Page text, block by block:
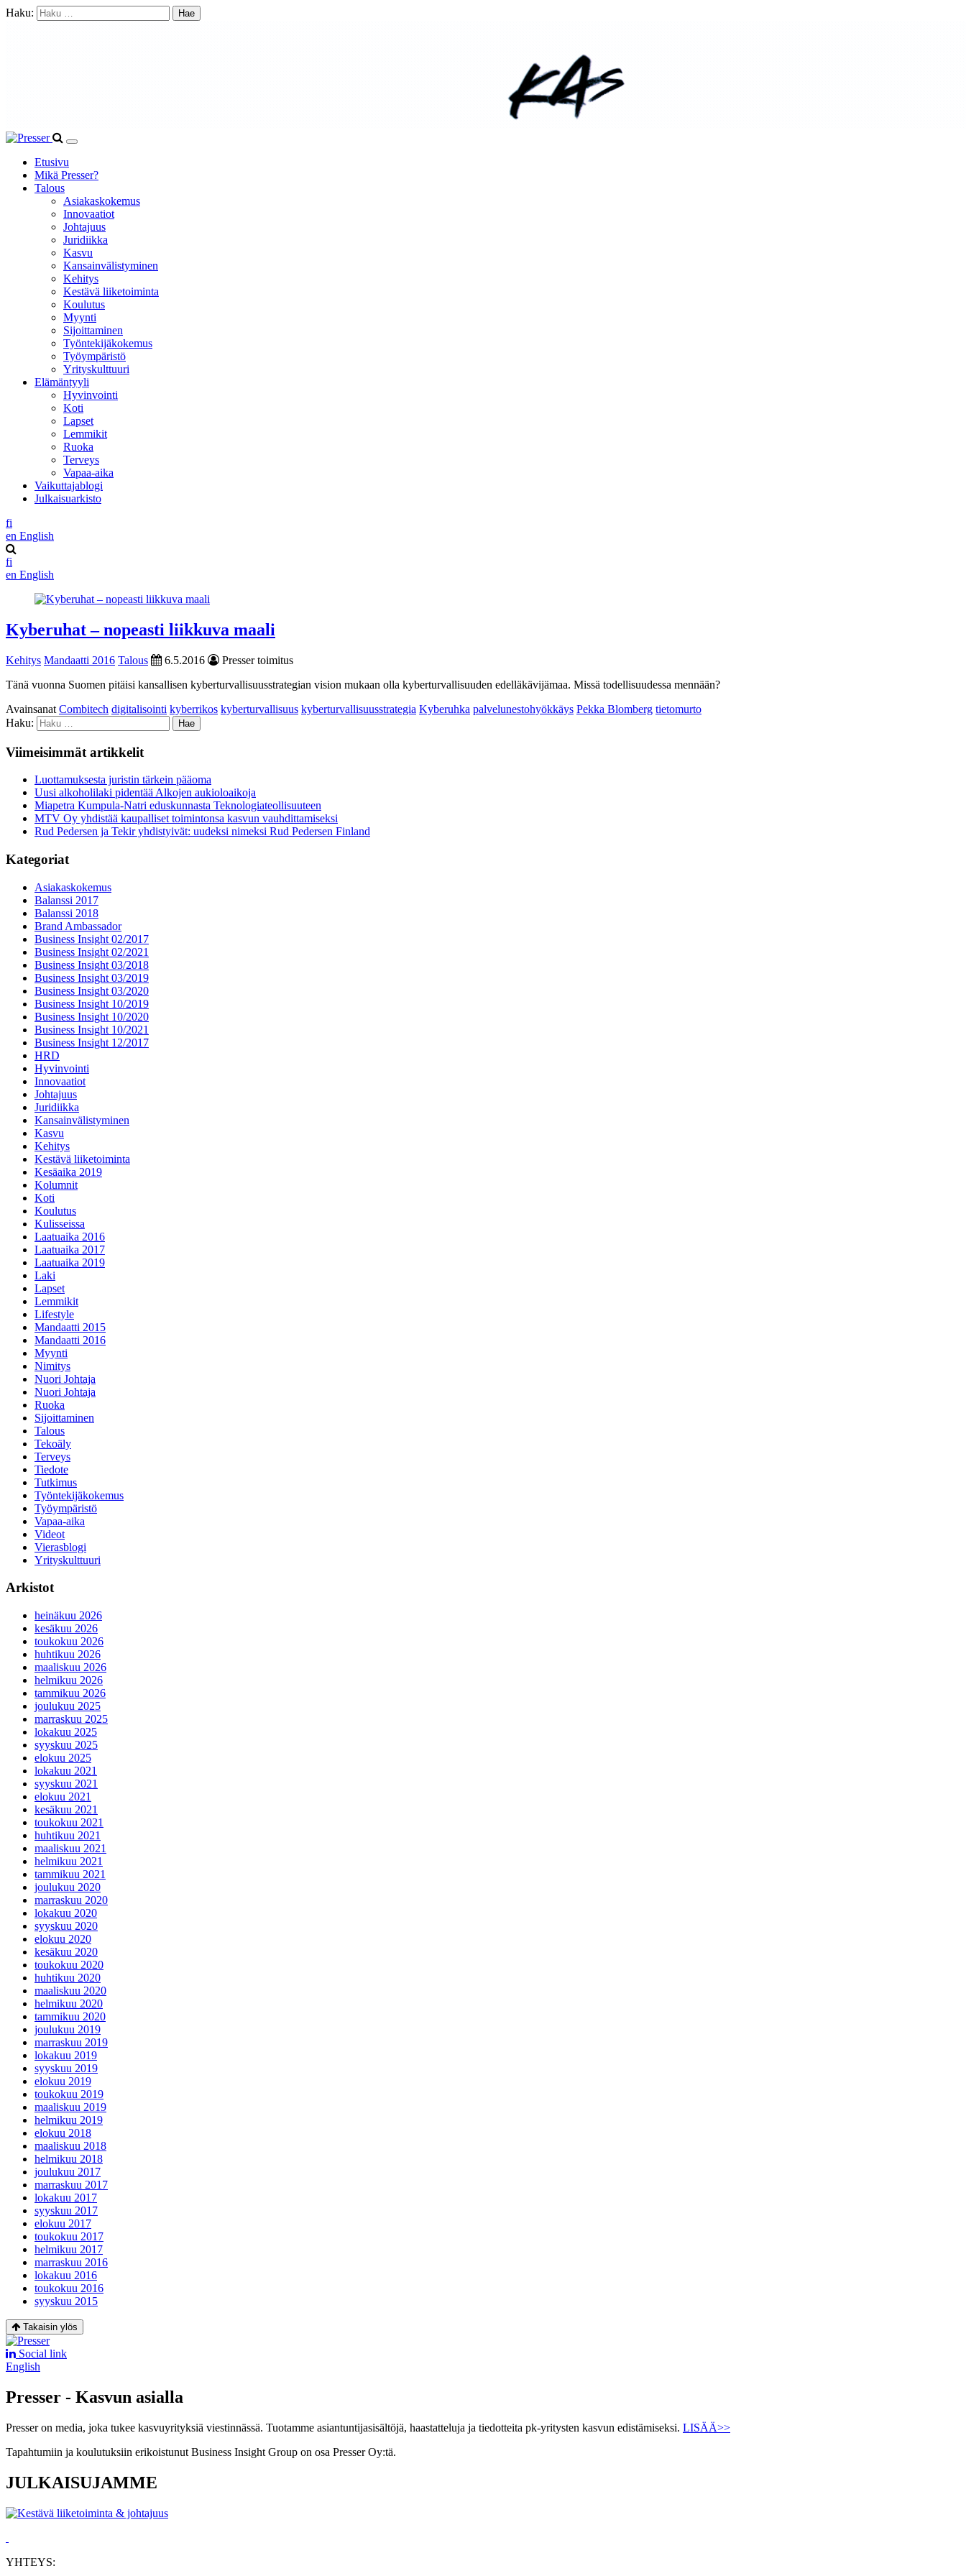
Haku:
Etusivu
Mikä Presser?
Talous
Asiakaskokemus
Innovaatiot
Johtajuus
Juridiikka
Kasvu
Kansainvälistyminen
Kehitys
Kestävä liiketoiminta
Koulutus
Myynti
Sijoittaminen
Työntekijäkokemus
Työympäristö
Yrityskulttuuri
Elämäntyyli
Hyvinvointi
Koti
Lapset
Lemmikit
Ruoka
Terveys
Vapaa-aika
Vaikuttajablogi
Julkaisuarkisto
fi
en English
fi
en English
Kyberuhat – nopeasti liikkuva maali
Kehitys Mandaatti 2016 Talous 6.5.2016
Presser toimitus
Tänä vuonna Suomen pitäisi kansallisen kyberturvallisuusstrategian vision mukaan olla kyberturvallisuuden edelläkävijämaa. Missä todellisuudessa mennään?
Avainsanat Combitech digitalisointi kyberrikos kyberturvallisuus kyberturvallisuusstrategia Kyberuhka palvelunestohyökkäys Pekka Blomberg tietomurto
Haku:
Viimeisimmät artikkelit
Luottamuksesta juristin tärkein pääoma
Uusi alkoholilaki pidentää Alkojen aukioloaikoja
Miapetra Kumpula-Natri eduskunnasta Teknologiateollisuuteen
MTV Oy yhdistää kaupalliset toimintonsa kasvun vauhdittamiseksi
Rud Pedersen ja Tekir yhdistyivät: uudeksi nimeksi Rud Pedersen Finland
Kategoriat
Asiakaskokemus
Balanssi 2017
Balanssi 2018
Brand Ambassador
Business Insight 02/2017
Business Insight 02/2021
Business Insight 03/2018
Business Insight 03/2019
Business Insight 03/2020
Business Insight 10/2019
Business Insight 10/2020
Business Insight 10/2021
Business Insight 12/2017
HRD
Hyvinvointi
Innovaatiot
Johtajuus
Juridiikka
Kansainvälistyminen
Kasvu
Kehitys
Kestävä liiketoiminta
Kesäaika 2019
Kolumnit
Koti
Koulutus
Kulisseissa
Laatuaika 2016
Laatuaika 2017
Laatuaika 2019
Laki
Lapset
Lemmikit
Lifestyle
Mandaatti 2015
Mandaatti 2016
Myynti
Nimitys
Nuori Johtaja
Nuori Johtaja
Ruoka
Sijoittaminen
Talous
Tekoäly
Terveys
Tiedote
Tutkimus
Työntekijäkokemus
Työympäristö
Vapaa-aika
Videot
Vierasblogi
Yrityskulttuuri
Arkistot
heinäkuu 2026
kesäkuu 2026
toukokuu 2026
huhtikuu 2026
maaliskuu 2026
helmikuu 2026
tammikuu 2026
joulukuu 2025
marraskuu 2025
lokakuu 2025
syyskuu 2025
elokuu 2025
lokakuu 2021
syyskuu 2021
elokuu 2021
kesäkuu 2021
toukokuu 2021
huhtikuu 2021
maaliskuu 2021
helmikuu 2021
tammikuu 2021
joulukuu 2020
marraskuu 2020
lokakuu 2020
syyskuu 2020
elokuu 2020
kesäkuu 2020
toukokuu 2020
huhtikuu 2020
maaliskuu 2020
helmikuu 2020
tammikuu 2020
joulukuu 2019
marraskuu 2019
lokakuu 2019
syyskuu 2019
elokuu 2019
toukokuu 2019
maaliskuu 2019
helmikuu 2019
elokuu 2018
maaliskuu 2018
helmikuu 2018
joulukuu 2017
marraskuu 2017
lokakuu 2017
syyskuu 2017
elokuu 2017
toukokuu 2017
helmikuu 2017
marraskuu 2016
lokakuu 2016
toukokuu 2016
syyskuu 2015
Takaisin ylös
Social link
English
Presser - Kasvun asialla
Presser on media, joka tukee kasvuyrityksiä viestinnässä. Tuotamme asiantuntijasisältöjä, haastatteluja ja tiedotteita pk-yritysten kasvun edistämiseksi. LISÄÄ>>
Tapahtumiin ja koulutuksiin erikoistunut Business Insight Group on osa Presser Oy:tä.
JULKAISUJAMME
YHTEYS: